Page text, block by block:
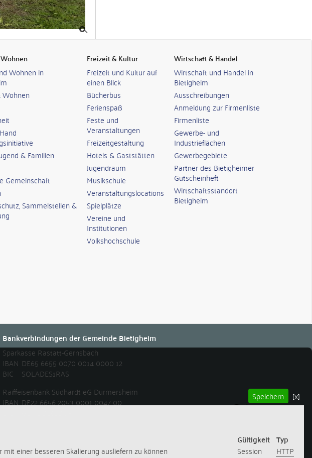
Wohnen in
Wohnen
& Familien
Gemeinschaft
Sammelstellen &
Freizeit & Kultur
Freizeit und Kultur auf
einen Blick
Bücherbus
Ferienspaß
Feste und
Veranstaltungen
Freizeitgestaltung
Hotels & Gaststätten
Jugendraum
Musikschule
Veranstaltungslocations
Spielplätze
Vereine und
Institutionen
Volkshochschule
Wirtschaft & Handel
Wirtschaft und Handel in
Bietigheim
Ausschreibungen
Anmeldung zur Firmenliste
Firmenliste
Gewerbe- und
Industrieflächen
Gewerbegebiete
Partner des Bietigheimer
Gutscheinheft
Wirtschaftsstandort
Bietigheim
Bankverbindungen der Gemeinde Bietigheim
Sparkasse Rastatt-Gernsbach
IBAN DE65 6655 0070 0014 0000 12
BIC
SOLADES1RAS
Raiffeisenbank Südhardt eG Durmersheim
IBAN DE22 6656 2053 0001 0047 00
Speichern
[x]
Gültigkeit Typ
einer besseren Skalierung ausliefern zu können Session HTTP